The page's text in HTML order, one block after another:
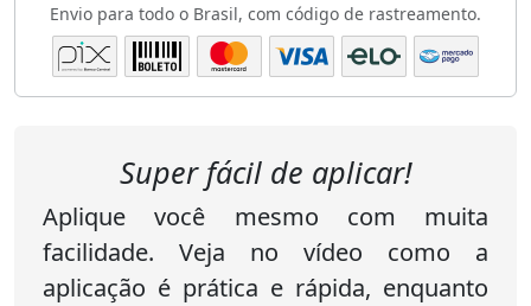
Envio para todo o Brasil, com código de rastreamento.
Super fácil de aplicar!
Aplique você mesmo com muita
facilidade. Veja no vídeo como a
aplicação é prática e rápida, enquanto